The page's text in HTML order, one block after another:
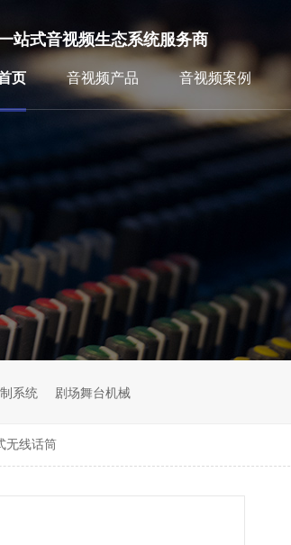
站式音视频生态系统服务商
页 音视频产品 音视频案例
系统 剧场舞台机械
无线话筒